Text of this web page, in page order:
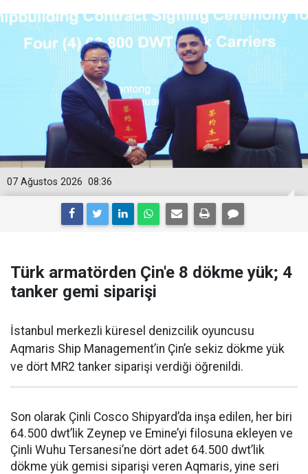
08:36
07 Ağustos 2026
Türk armatörden Çin'e 8 dökme yük; 4
tanker gemi siparişi
İstanbul merkezli küresel denizcilik oyuncusu
Aqmaris Ship Management’in Çin’e sekiz dökme yük
ve dört MR2 tanker siparişi verdiği öğrenildi.
Son olarak Çinli Cosco Shipyard’da inşa edilen, her biri
64.500 dwt’lik Zeynep ve Emine’yi filosuna ekleyen ve
Çinli Wuhu Tersanesi’ne dört adet 64.500 dwt’lik
dökme yük gemisi siparişi veren Aqmaris, yine seri